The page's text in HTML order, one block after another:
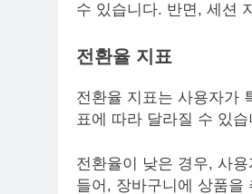
수 있습니다. 반면, 세션
전환율 지표
전환율 지표는 사용자가
표에 따라 달라질 수 있습
전환율이 낮은 경우, 사
들어, 장바구니에 상품을